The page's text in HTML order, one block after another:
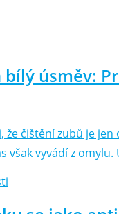
bílý úsměv:
že čištění zubů je
však vyvádí z